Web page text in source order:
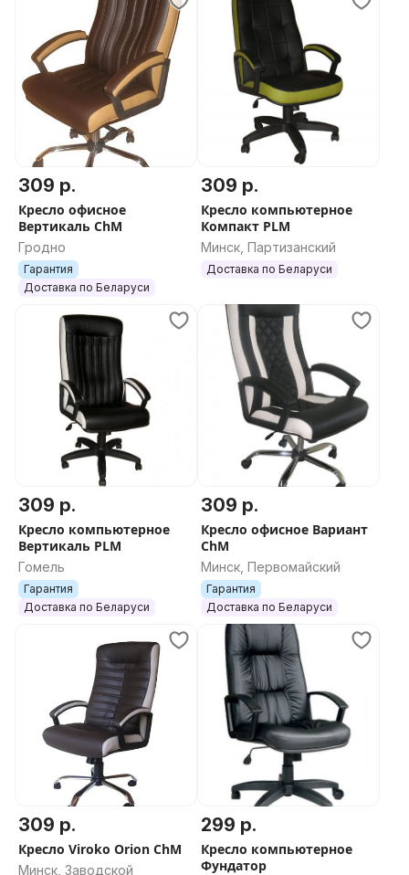
309 р.
Кресло офисное
Вертикаль ChM
Гродно
Гарантия
Доставка по Беларуси
309 р.
Кресло компьютерное
Компакт PLM
Минск, Партизанский
Доставка по Беларуси
309 р.
Кресло компьютерное
Вертикаль PLM
Гомель
Гарантия
Доставка по Беларуси
309 р.
Кресло офисное Вариант
ChM
Минск, Первомайский
Гарантия
Доставка по Беларуси
309 р.
Кресло Viroko Orion ChM
Минск, Заводской
299 р.
Кресло компьютерное
Фундатор